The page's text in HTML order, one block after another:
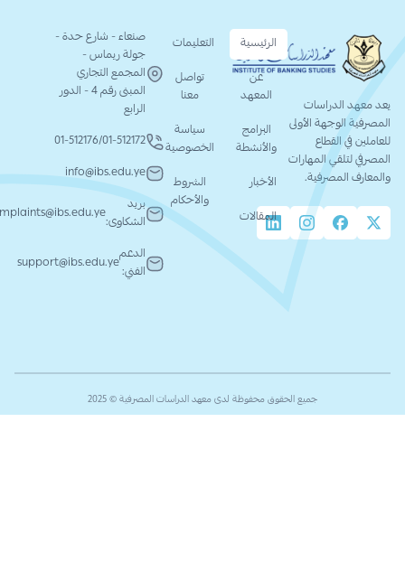
يعد معهد الدراسات
المصرفية الوجهة الأولى
للعاملين في القطاع
المصرفي لتلقي المهارات
والمعارف المصرفية.
الرئيسية
عن
المعهد
البرامج
والأنشطة
الأخبار
المقالات
التعليمات
تواصل
معنا
سياسة
الخصوصية
الشروط
والأحكام
صنعاء - شارع حدة -
جولة ريماس -
المجمع التجاري
المبنى رقم 4 - الدور
الرابع
01-512172
/
01-512176
info@ibs.edu.ye
بريد
الشكاوى:
complaints@ibs.edu.ye
الدعم
الفني:
support@ibs.edu.ye
جميع الحقوق محفوظة لدى معهد الدراسات المصرفية © 2025